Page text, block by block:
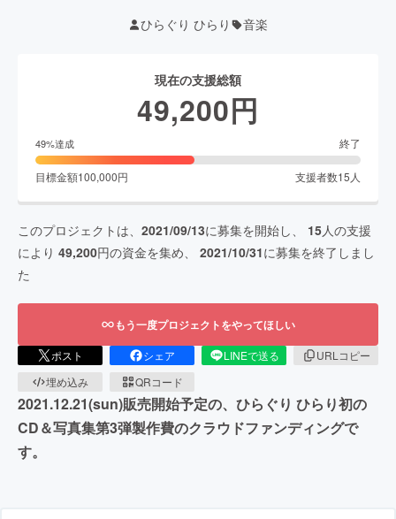
ひらぐり ひらり 音楽
現在の支援総額
49,200円
49%達成 終了
目標金額100,000円 支援者数15 人
このプロジェクトは、 2021/09/13に募集を開始し、 15人の支援
により 49,200円の資金を集め、 2021/10/31に募集を終了しまし
た
もう一度プロジェクトをやってほしい
ポスト シェア LINEで送る
URLコピー
埋め込み
QRコード
2021.12.21(sun)販売開始予定の、ひらぐり ひらり初の
CD＆写真集第3弾製作費のクラウドファンディングで
す。